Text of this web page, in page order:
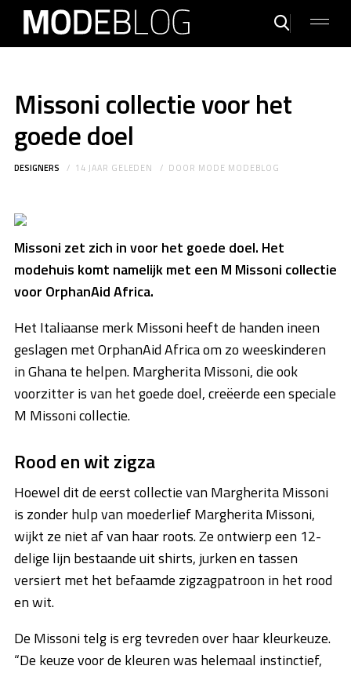
Missoni collectie voor het
goede doel
DESIGNERS 14 JAAR GELEDEN DOOR MODE MODEBLOG
Missoni zet zich in voor het goede doel. Het
modehuis komt namelijk met een M Missoni collectie
voor OrphanAid Africa.
Het Italiaanse merk Missoni heeft de handen ineen
geslagen met OrphanAid Africa om zo weeskinderen
in Ghana te helpen. Margherita Missoni, die ook
voorzitter is van het goede doel, creëerde een speciale
M Missoni collectie.
Rood en wit zigza
Hoewel dit de eerst collectie van Margherita Missoni
is zonder hulp van moederlief Margherita Missoni,
wijkt ze niet af van haar roots. Ze ontwierp een 12-
delige lijn bestaande uit shirts, jurken en tassen
versiert met het befaamde zigzagpatroon in het rood
en wit.
De Missoni telg is erg tevreden over haar kleurkeuze.
“De keuze voor de kleuren was helemaal instinctief,